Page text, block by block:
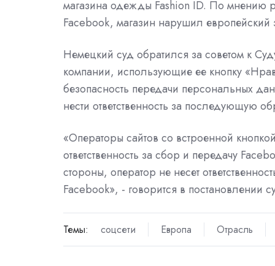
магазина одежды Fashion ID. По мнению
Facebook, магазин нарушил
Немецкий суд обратился за советом к
компании, использующие ее кнопку
безопасность передачи персональных
нести ответственность за последующую
«Операторы сайтов со встроенной
ответственность за сбор и передачу
стороны, оператор не несет
Facebook», - говорится в постановлении
Темы: соцсети Европа Отрасль